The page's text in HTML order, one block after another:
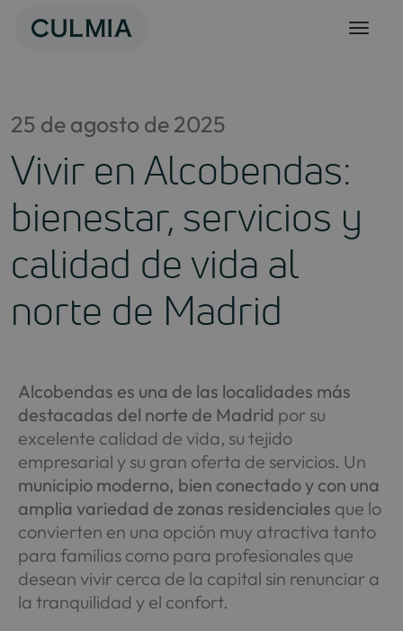
25 de agosto de 2025
Vivir en Alcobendas:
bienestar, servicios y
calidad de vida al
norte de Madrid
Alcobendas es una de las localidades más
destacadas del norte de Madrid por su
excelente calidad de vida, su tejido
empresarial y su gran oferta de servicios. Un
municipio moderno, bien conectado y con una
amplia variedad de zonas residenciales que lo
convierten en una opción muy atractiva tanto
para familias como para profesionales que
desean vivir cerca de la capital sin renunciar a
la tranquilidad y el confort.